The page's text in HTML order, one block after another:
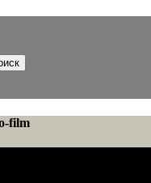
film